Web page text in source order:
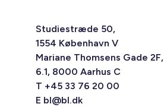
Studiestræde 50,
1554 København V
Mariane Thomsens Gade 2F,
6.1, 8000 Aarhus C
T +45 33 76 20 00
E bl@bl.dk